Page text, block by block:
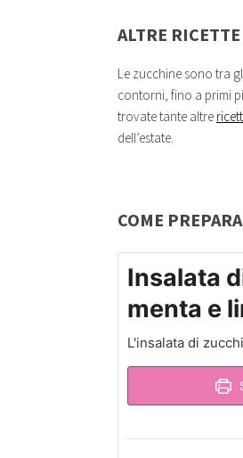
ALTRE
Le zucchine sono tra
contorni, fino a primi
trovate tante altre
dell’estate.
COME
Insalata
menta e
L'insalata di